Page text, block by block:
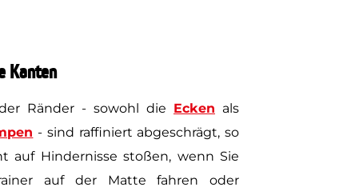
Kanten
Ränder - sowohl die Ecken als
- sind raffiniert abgeschrägt, so
auf Hindernisse stoßen, wenn Sie
auf der Matte fahren oder